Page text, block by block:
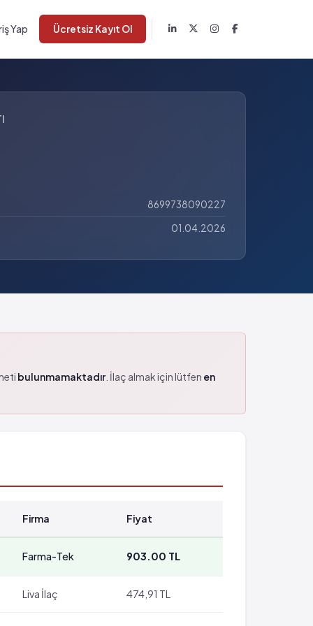
Yap Ücretsiz Kayıt Ol
8699738090227
01.04.2026
bulunmamaktadır. İlaç almak için lütfen en
Firma Fiyat
Farma-Tek 903.00 TL
Liva İlaç 474,91 TL